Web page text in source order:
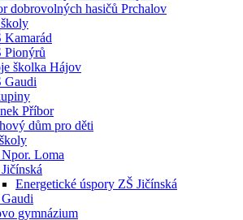
dobrovolných hasičů Prchalov
Kamarád
Pionýrů
školka Hájov
Gaudi
Příbor
dům pro děti
Loma
Energetické úspory ZŠ Jičínská
gymnázium